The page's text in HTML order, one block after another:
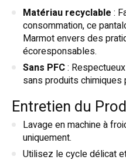
Matériau recyclable :
consommation, ce
Marmot envers des
écoresponsables.
Sans PFC:
sans produits chimiques
Entretien du
Lavage en machine à
uniquement.
Utilisez le cycle délicat